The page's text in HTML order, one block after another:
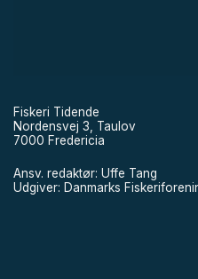
Fiskeri Tidende
Nordensvej 3, Taulov
7000 Fredericia
Ansv. redaktør: Uffe Tang
Udgiver: Danmarks